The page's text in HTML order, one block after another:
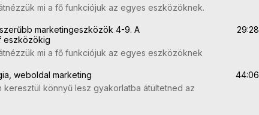
mi a fő funkciójuk az egyes eszközöknek.
marketingeszközök 4-9. A
eszközökig
29:28
mi a fő funkciójuk az egyes eszközöknek
weboldal marketing
44:06
keresztül könnyű lesz gyakorlatba átültetned az